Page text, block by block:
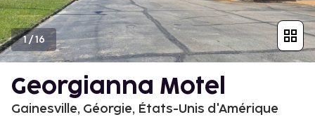
1/16
Georgianna Motel
Gainesville, Géorgie, États-Unis d'Amérique